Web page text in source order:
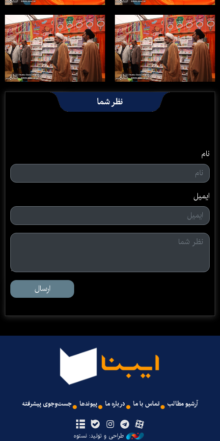
نظر شما
نام
ایمیل
ارسال
آرشیو مطالب تماس با ما درباره ما پیوندها جست‌وجوی پیشرفته
طراحی و تولید: نستوه